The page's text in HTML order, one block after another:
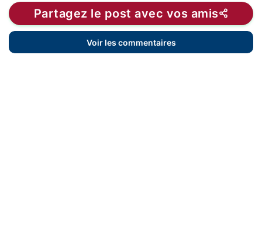
Partagez le post avec vos amis
Voir les commentaires